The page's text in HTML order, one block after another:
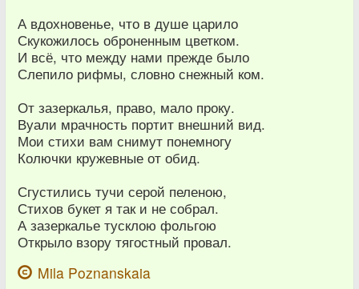
А вдохновенье, что в душе царило
Скукожилось оброненным цветком.
И всё, что между нами прежде было
Слепило рифмы, словно снежный ком.
От зазеркалья, право, мало проку.
Вуали мрачность портит внешний вид.
Мои стихи вам снимут понемногу
Колючки кружевные от обид.
Сгустились тучи серой пеленою,
Стихов букет я так и не собрал.
А зазеркалье тусклою фольгою
Открыло взору тягостный провал.
Mila Poznanskaia